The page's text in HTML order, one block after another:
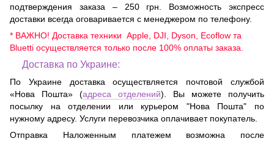
подтверждения заказа – 250 грн. Возможность экспресс
доставки всегда оговаривается с менеджером по телефону.
* ВАЖНО! Доставка техники Apple, DJI, Dyson, Ecoflow та
Bluetti осуществляется только после 100% оплаты заказа.
Доставка по Украине:
По Украине доставка осуществляется почтовой службой
«Нова Пошта» (адреса отделений). Вы можете получить
посылку на отделении или курьером "Нова Пошта" по
нужному адресу. Услуги перевозчика оплачивает покупатель.
Отправка Наложенным платежем возможна после